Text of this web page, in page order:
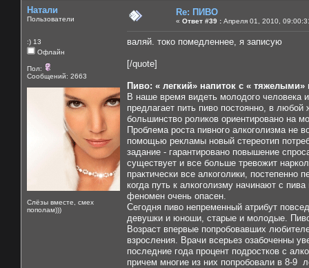
Натали
Пользователи
:) 13
Офлайн
Пол:
Сообщений: 2663
Слёзы вместе, смех
пополам)))
Re: ПИВО
« Ответ #39 : Апреля 01, 2010,
валяй. токо помедленнее, я записую
[/quote]
Пиво: « легкий» напиток с « тяжелыми»
В наше время видеть молодого человека
предлагает пить пиво постоянно, в
большинство роликов ориентировано на
Проблема роста пивного алкоголизма не
помощью рекламы новый стереотип
задание - гарантировано повышение
существует и все больше тревожит
практически все алкоголики, постепенно
когда путь к алкоголизму начинают с
феномен очень опасен.
Сегодня пиво непременный атрибут
девушки и юноши, старые и молодые.
Возраст впервые попробовавших
взросления. Врачи всерьез озабоченны
последние года процент подростков с
причем многие из них попробовали в 8-9